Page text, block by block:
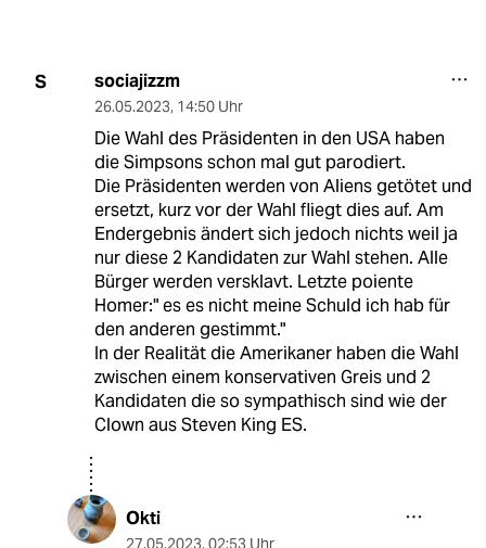
S sociajizzm
26.05.2023, 14:50 Uhr
Die Wahl des Präsidenten in den USA haben
die Simpsons schon mal gut parodiert.
Die Präsidenten werden von Aliens getötet und
ersetzt, kurz vor der Wahl fliegt dies auf. Am
Endergebnis ändert sich jedoch nichts weil ja
nur diese 2 Kandidaten zur Wahl stehen. Alle
Bürger werden versklavt. Letzte poiente
Homer:" es es nicht meine Schuld ich hab für
den anderen gestimmt."
In der Realität die Amerikaner haben die Wahl
zwischen einem konservativen Greis und 2
Kandidaten die so sympathisch sind wie der
Clown aus Steven King ES.
Okti
27.05.2023, 02:53 Uhr